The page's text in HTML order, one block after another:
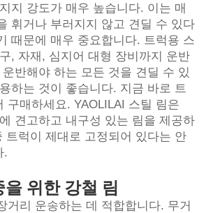
지 강도가 매우 높습니다. 이는 매
휘거나 부러지지 않고 견딜 수 있다
때문에 매우 중요합니다. 트럭용 스
, 자재, 심지어 대형 장비까지 운반
반해야 하는 모든 것을 견딜 수 있
하는 것이 좋습니다. 지금 바로 트
구매하세요. YAOLILAI 스틸 림은
견고하고 내구성 있는 림을 제공하
트럭이 제대로 고정되어 있다는 안
.
위한 강철 림
거리 운송하는 데 적합합니다. 무거